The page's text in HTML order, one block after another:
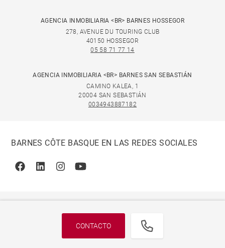
CONTACTO
AGENCIA INMOBILIARIA <BR> BARNES HOSSEGOR
278, AVENUE DU TOURING CLUB
40150 HOSSEGOR
05 58 71 77 14
AGENCIA INMOBILIARIA <BR> BARNES SAN SEBASTIÁN
CAMINO KALEA, 1
20004 SAN SEBASTIÁN
0034943887182
BARNES CÔTE BASQUE EN LAS REDES SOCIALES
FacebookLinkedinInstagramYoutube
© 2026 BARNES, INTERNATIONAL REALTY - BARNES
INTERNATIONAL